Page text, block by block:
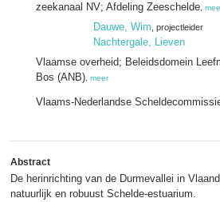
zeekanaal NV; Afdeling Zeeschelde
Dauwe, Wim , projectleider
Nachtergale, Lieven
Vlaamse overheid; Beleidsdomein
Bos (ANB) meer
Vlaams-Nederlandse
Abstract
De herinrichting van de Durmevallei in
natuurlijk en robuust Schelde-estuarium.